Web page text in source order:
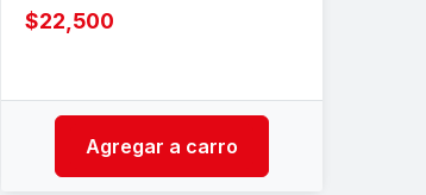
$22,500
Agregar a carro